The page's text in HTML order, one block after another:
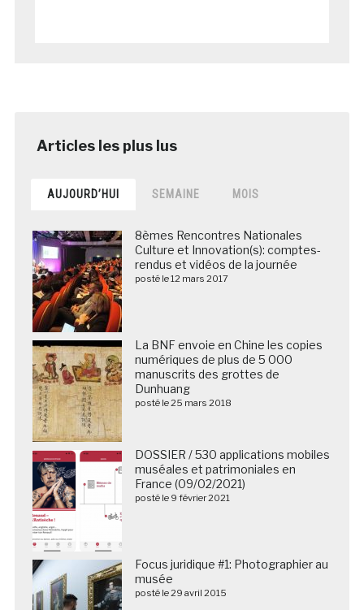
AUJOURD’HUI SEMAINE MOIS
8èmes Rencontres Nationales
Culture et Innovation(s): comptes-
rendus et vidéos de la journée
posté le 12 mars 2017
La BNF envoie en Chine les copies
numériques de plus de 5 000
manuscrits des grottes de
Dunhuang
posté le 25 mars 2018
DOSSIER / 530 applications mobiles
muséales et patrimoniales en
France (09/02/2021)
posté le 9 février 2021
Focus juridique #1: Photographier au
musée
posté le 29 avril 2015